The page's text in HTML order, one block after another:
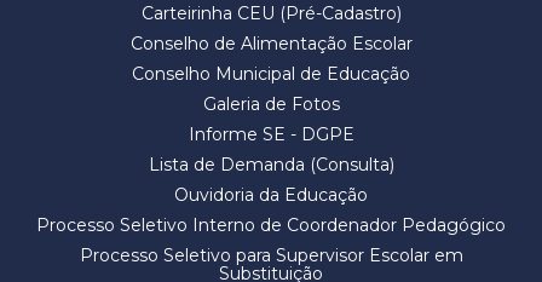
Carteirinha CEU (Pré-Cadastro)
Conselho de Alimentação Escolar
Conselho Municipal de Educação
Galeria de Fotos
Informe SE - DGPE
Lista de Demanda (Consulta)
Ouvidoria da Educação
Processo Seletivo Interno de Coordenador Pedagógico
Processo Seletivo para Supervisor Escolar em
Substituição